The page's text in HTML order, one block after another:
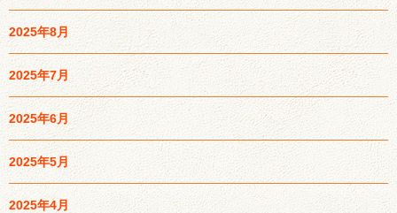
2025年8月
2025年7月
2025年6月
2025年5月
2025年4月